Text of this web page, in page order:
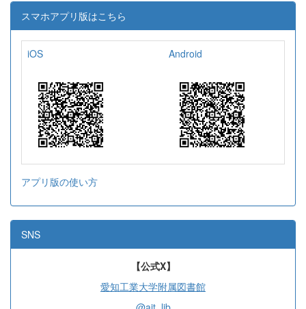
スマホアプリ版はこちら
iOS Android
アプリ版の使い方
SNS
【公式X】
愛知工業大学附属図書館